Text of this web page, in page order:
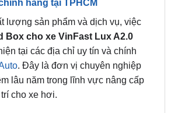
Box cho xe VinFast Lux A2.0
tại các địa chỉ uy tín và chính
. Đây là đơn vị chuyên nghiệp
lâu năm trong lĩnh vực nâng cấp
cho xe hơi.
ô tô
Lắp android box cho ô tô